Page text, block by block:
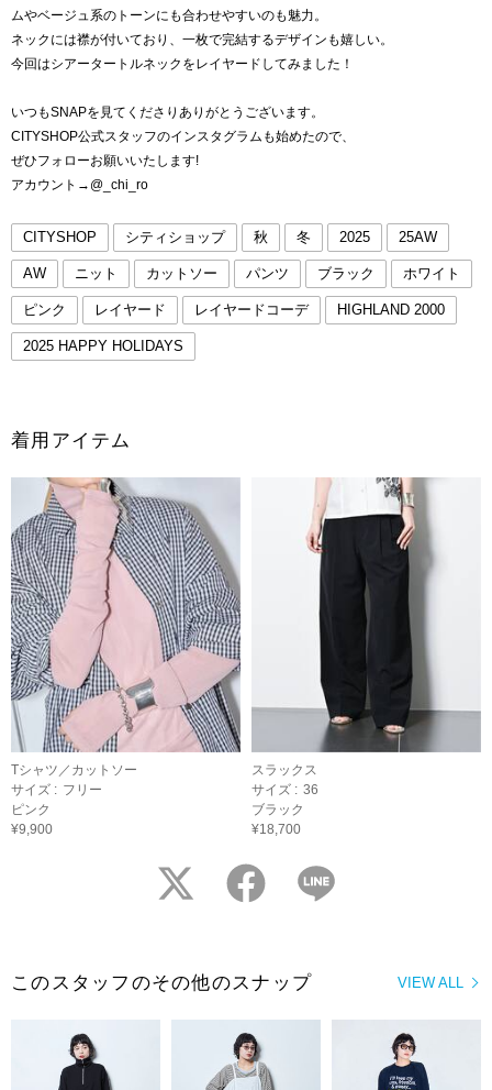
ムやベージュ系のトーンにも合わせやすいのも魅力。
ネックには襟が付いており、一枚で完結するデザインも嬉しい。
今回はシアータートルネックをレイヤードしてみました！
いつもSNAPを見てくださりありがとうございます。
CITYSHOP公式スタッフのインスタグラムも始めたので、
ぜひフォローお願いいたします!
アカウント→@_chi_ro
CITYSHOP シティショップ 秋 冬 2025 25AW
AW ニット カットソー パンツ ブラック ホワイト
ピンク レイヤード レイヤードコーデ HIGHLAND 2000
2025 HAPPY HOLIDAYS
着用アイテム
Tシャツ／カットソー
サイズ : フリー
ピンク
¥9,900
スラックス
サイズ : 36
ブラック
¥18,700
twitter facebook
VIEW ALL
このスタッフのその他のスナップ